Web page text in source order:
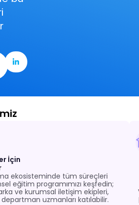
İçin
ekosisteminde tüm süreçleri
eğitim programımızı keşfedin;
ve kurumsal iletişim ekipleri,
uzmanları katılabilir.